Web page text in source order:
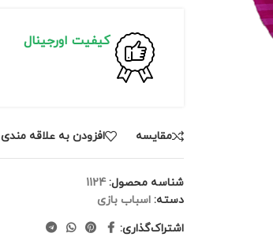
کیفیت اورجینال
مقايسه افزودن به علاقه مندی
شناسه محصول:1124
دسته: اسباب بازی
اشتراک‌گذاری: